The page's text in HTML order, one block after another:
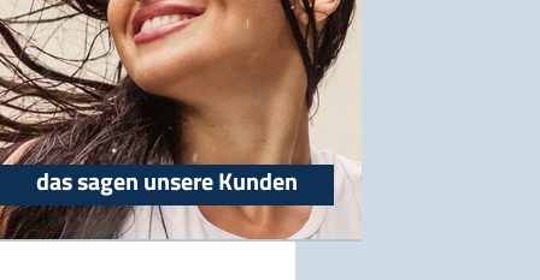
das sagen unsere Kunden